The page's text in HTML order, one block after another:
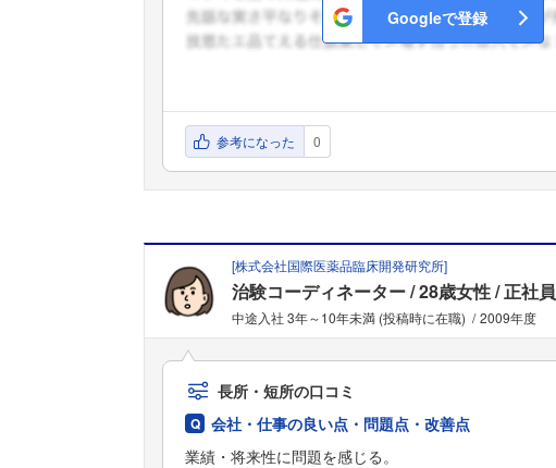
Googleで登録
参考になった 0
[株式会社国際医薬品臨床開発研究所]
治験コーディネーター 28歳女性 正社員
中途入社 3年～10年未満 (投稿時に在職) 2009年度
長所・短所の口コミ
会社・仕事の良い点・問題点・改善点
業績・将来性に問題を感じる。